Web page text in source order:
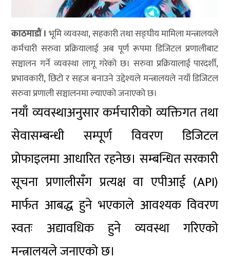
काठमाडौं ।भूमि व्यवस्था, सहकारी तथा सङ्घीय मामिला मन्त्रालयले
कर्मचारी सरुवा प्रक्रियालाई अब पूर्ण रूपमा डिजिटल प्रणालीबाट
सञ्चालन गर्ने व्यवस्था लागू गरेको छ। सरुवा प्रक्रियालाई पारदर्शी,
प्रभावकारी, छिटो र सहज बनाउने उद्देश्यले मन्त्रालयले नयाँ डिजिटल
सरुवा प्रणाली सञ्चालनमा ल्याएको जनाएको छ।
नयाँ व्यवस्थाअनुसार कर्मचारीको व्यक्तिगत तथा
सेवासम्बन्धी सम्पूर्ण विवरण डिजिटल
प्रोफाइलमा आधारित रहनेछ। सम्बन्धित सरकारी
सूचना प्रणालीसँग प्रत्यक्ष वा एपीआई (API)
मार्फत आबद्ध हुने भएकाले आवश्यक विवरण
स्वतः अद्यावधिक हुने व्यवस्था गरिएको
मन्त्रालयले जनाएको छ।